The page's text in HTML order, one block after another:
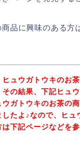
品に興味のある方
ュウガトウキのお
の結果、下記ヒュ
ガトウキのお茶の
たよ♪なので、ヒュ
下記ページなどを